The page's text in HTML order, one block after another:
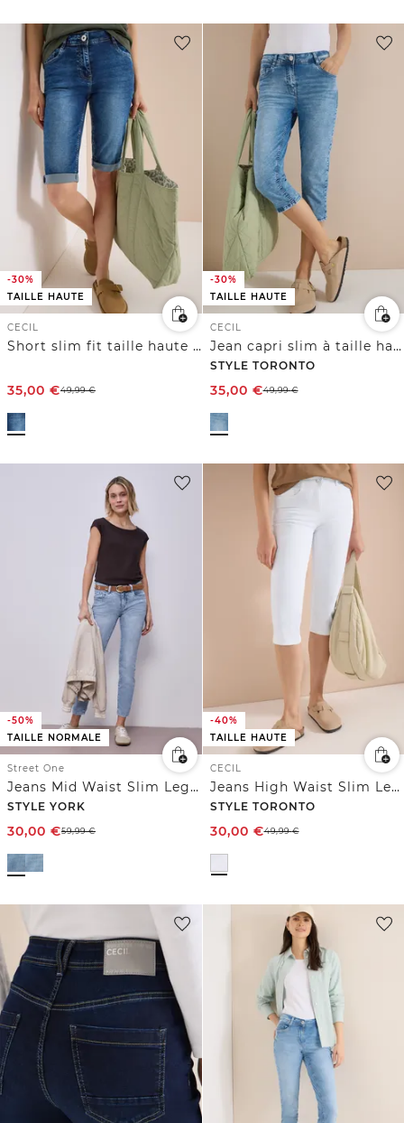
-30%
TAILLE HAUTE
CECIL
Short slim fit taille haute en denim
35,00 €49,99€
-30%
TAILLE HAUTE
CECIL
Jean capri slim à taille haute
STYLE TORONTO
35,00 €49,99€
-50%
TAILLE NORMALE
Street One
Jeans Mid Waist Slim Leg à la coupe Slim Fit
STYLE YORK
30,00 €59,99€
-40%
TAILLE HAUTE
CECIL
Jeans High Waist Slim Leg en Slim Fit
STYLE TORONTO
30,00 €49,99€